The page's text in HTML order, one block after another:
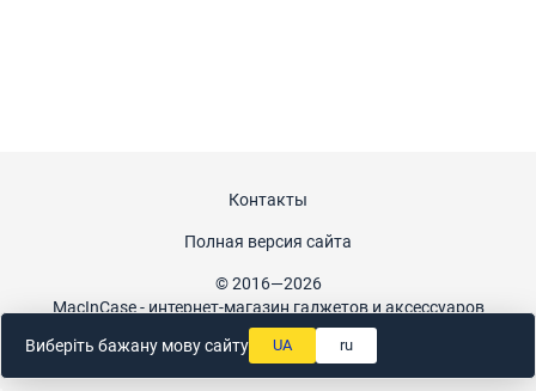
Контакты
Полная версия сайта
© 2016—2026
MacInCase - интернет-магазин гаджетов и аксессуаров
Укр Рус
Виберіть бажану мову сайту UA ru